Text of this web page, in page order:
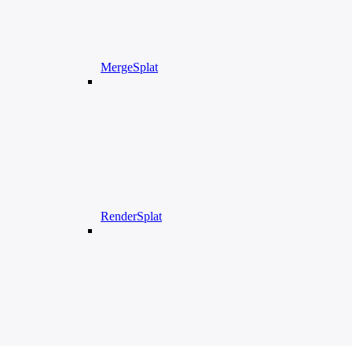
MergeSplat
RenderSplat